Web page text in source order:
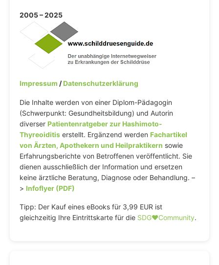
2005 – 2025
Impressum /Datenschutzerklärung
Die Inhalte werden von einer Diplom-Pädagogin
(Schwerpunkt: Gesundheitsbildung) und Autorin
diverser Patientenratgeber zur Hashimoto-
Thyreoiditis erstellt. Ergänzend werden Fachartikel
von Ärzten, Apothekern und Heilpraktikern sowie
Erfahrungsberichte von Betroffenen veröffentlicht. Sie
dienen ausschließlich der Information und ersetzen
keine ärztliche Beratung, Diagnose oder Behandlung. –
> Infoflyer (PDF)
Tipp: Der Kauf eines eBooks für 3,99 EUR ist
gleichzeitig Ihre Eintrittskarte für die SDG♥️Community.